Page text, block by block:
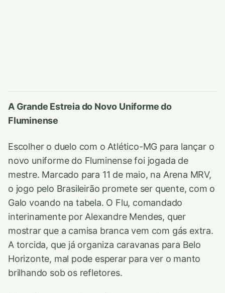
A Grande Estreia do Novo Uniforme do
Fluminense
Escolher o duelo com o Atlético-MG para lançar o
novo uniforme do Fluminense foi jogada de
mestre. Marcado para 11 de maio, na Arena MRV,
o jogo pelo Brasileirão promete ser quente, com o
Galo voando na tabela. O Flu, comandado
interinamente por Alexandre Mendes, quer
mostrar que a camisa branca vem com gás extra.
A torcida, que já organiza caravanas para Belo
Horizonte, mal pode esperar para ver o manto
brilhando sob os refletores.